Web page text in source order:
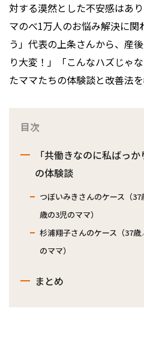
対する漠然とした不安感はあ
マのべ1万人のお悩み解決に関
う」代表の上条さんから、産
り大変！」「こんなハズじゃ
たママたちの体験談と改善法
目次
「共働きなのに私ばっ
の体験談
つぼいみきさんのケース（
歳の3児のママ）
杉浦翔子さんのケース（37
のママ）
まとめ